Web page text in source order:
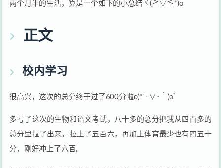
两个月半的生活，算是一个如下的小总结ヾ(≧▽≦*)o
正文
校内学习
很高兴，这次的总分终于过了600分啦ε(*´･∀･｀)зﾞ
多亏了这次的生物和语文考试，八十多的总分把我从四百多的
总分里拉了出来，拉上了五百六，再加上体育最少也有四五十
分，刚好冲上了六百。